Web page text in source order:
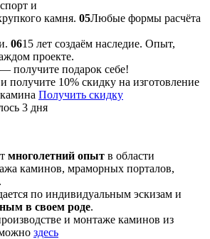
и
камня. 05Любые формы расчёта
0615 лет создаём наследие. Опыт,
проекте.
получите подарок себе!
получите 10% скидку на изготовление
Получить скидку
3 дня
многолетний опыт в области
каминов, мраморных порталов,
по индивидуальным эскизам и
в своем роде.
и монтаже каминов из
здесь